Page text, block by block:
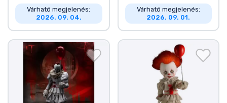
Várható megjelenés:
2026. 09. 04.
Várható megjelenés:
2026. 09. 01.